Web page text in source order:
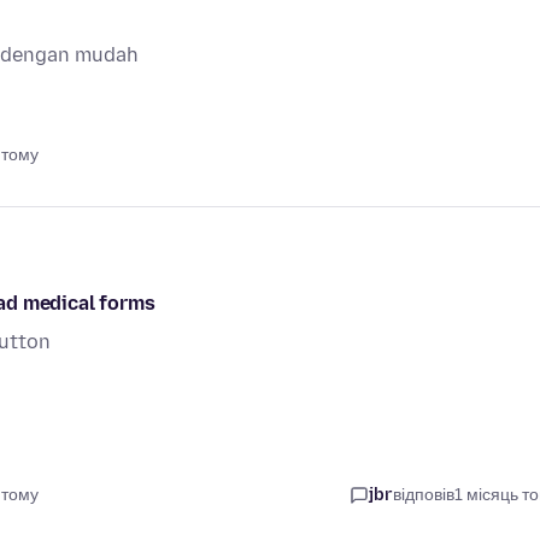
mudah
medical forms
jbrвідповів1 місяць